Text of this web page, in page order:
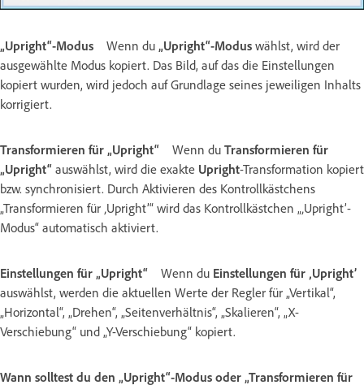
„Upright“-Modus Wenn du „Upright“-Modus wählst, wird der
ausgewählte Modus kopiert. Das Bild, auf das die Einstellungen
kopiert wurden, wird jedoch auf Grundlage seines jeweiligen Inhalts
korrigiert.
Transformieren für „Upright“ Wenn du Transformieren für
„Upright“ auswählst, wird die exakte Upright-Transformation kopiert
bzw. synchronisiert. Durch Aktivieren des Kontrollkästchens
„Transformieren für ‚Upright’“ wird das Kontrollkästchen „‚Upright’-
Modus“ automatisch aktiviert.
Einstellungen für „Upright“ Wenn du Einstellungen für ‚Upright’
auswählst, werden die aktuellen Werte der Regler für „Vertikal“,
„Horizontal“, „Drehen“, „Seitenverhältnis“, „Skalieren“, „X-
Verschiebung“ und „Y-Verschiebung“ kopiert.
Wann solltest du den „Upright“-Modus oder „Transformieren für